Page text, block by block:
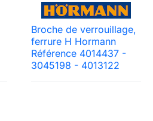
Broche de verrouillage,
ferrure H Hormann
Référence 4014437 -
3045198 - 4013122